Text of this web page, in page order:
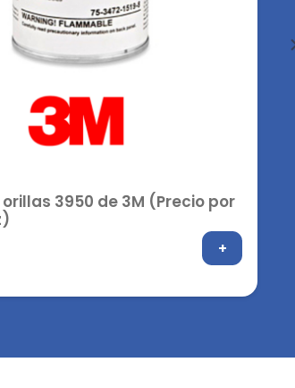
3950 de 3M (Precio por
+